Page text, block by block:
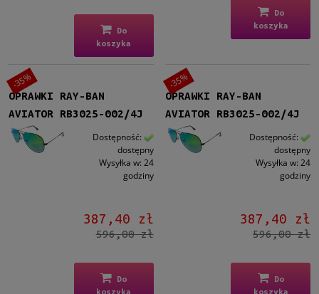
Do
koszyka
Do
koszyka
OPRAWKI RAY-BAN
AVIATOR RB3025-002/4J
Dostępność:
dostępny
Wysyłka w: 24
godziny
387,40 zł
596,00 zł
Do
koszyka
-35%
OPRAWKI RAY-BAN
AVIATOR RB3025-002/4J
Dostępność:
dostępny
Wysyłka w: 24
godziny
387,40 zł
596,00 zł
Do
koszyka
-35%